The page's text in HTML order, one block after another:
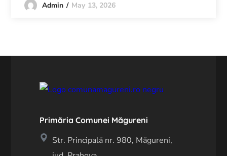
Admin May 13, 2026
Primăria Comunei Măgureni
Str. Principală nr. 980, Măgureni,